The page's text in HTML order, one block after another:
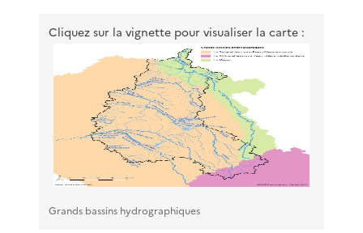
Cliquez sur la vignette pour visualiser la carte :
Grands bassins hydrographiques